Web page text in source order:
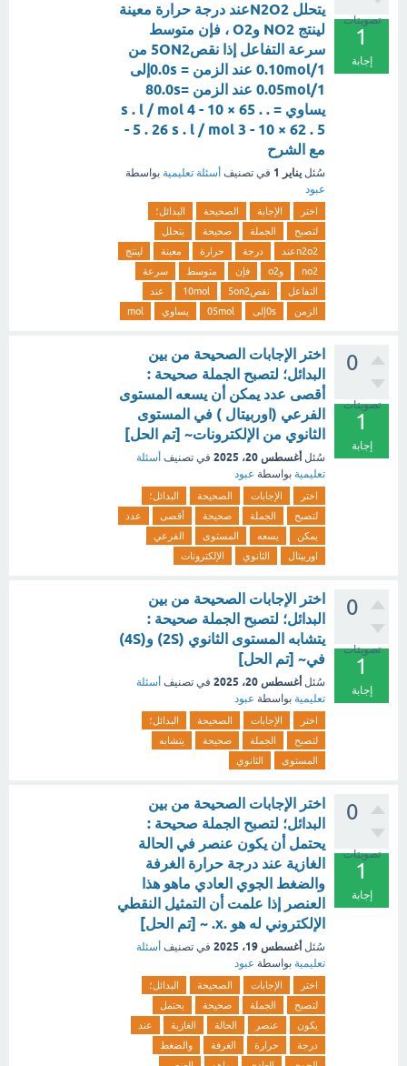
تصويتات
1
إجابة
يتحلل N2O2عند درجة حرارة معينة
لينتج NO2 وO2 ، فإن متوسط
سرعة التفاعل إذا نقص5ON2 من
0.10mol/1 عند الزمن = 0.0sإلى
0.05mol/1 عند الزمن =80.0s
يساوي = . . 65 s . l / mol 4 - 10 ×
5 . 26 s . l / mol 3 - 10 × 62 . 5 -
مع الشرح
سُئل يناير 1 في تصنيف أسئلة تعليمية بواسطة
عبود
اختر الإجابة الصحيحة
البدائل؛
لتصبح
الجملة صحيحة
يتحلل
n2o2عند
درجة حرارة معينة
لينتج
no2
وo2 فإن متوسط
سرعة
التفاعل
نقص5on2 10mol
عند
الزمن
0sإلى 05mol يساوي mol
0
تصويتات
1
إجابة
اختر الإجابات الصحيحة من بين
البدائل؛ لتصبح الجملة صحيحة :
أقصى عدد يمكن أن يسعه المستوى
الفرعي (اوربيتال ) في المستوى
الثانوي من الإلكترونات~ [تم الحل]
سُئل أغسطس 20، 2025 في تصنيف أسئلة
تعليمية بواسطة عبود
اختر الإجابات الصحيحة
البدائل؛
لتصبح
الجملة صحيحة أقصى
عدد
يمكن
يسعه المستوى
الفرعي
اوربيتال
الثانوي الإلكترونات
0
تصويتات
1
إجابة
اختر الإجابات الصحيحة من بين
البدائل؛ لتصبح الجملة صحيحة :
يتشابه المستوى الثانوي (2S) و(4S)
في~ [تم الحل]
سُئل أغسطس 20، 2025 في تصنيف أسئلة
تعليمية بواسطة عبود
اختر الإجابات الصحيحة
البدائل؛
لتصبح
الجملة صحيحة
يتشابه
المستوى
الثانوي
0
تصويتات
1
إجابة
اختر الإجابات الصحيحة من بين
البدائل؛ لتصبح الجملة صحيحة :
يحتمل أن يكون عنصر في الحالة
الغازية عند درجة حرارة الغرفة
والضغط الجوي العادي ماهو هذا
العنصر إذا علمت أن التمثيل النقطي
الإلكتروني له هو .x. ~ [تم الحل]
سُئل أغسطس 19، 2025 في تصنيف أسئلة
تعليمية بواسطة عبود
اختر الإجابات الصحيحة
البدائل؛
لتصبح
الجملة صحيحة
يحتمل
يكون
عنصر الحالة الغازية
عند
درجة
حرارة الغرفة
والضغط